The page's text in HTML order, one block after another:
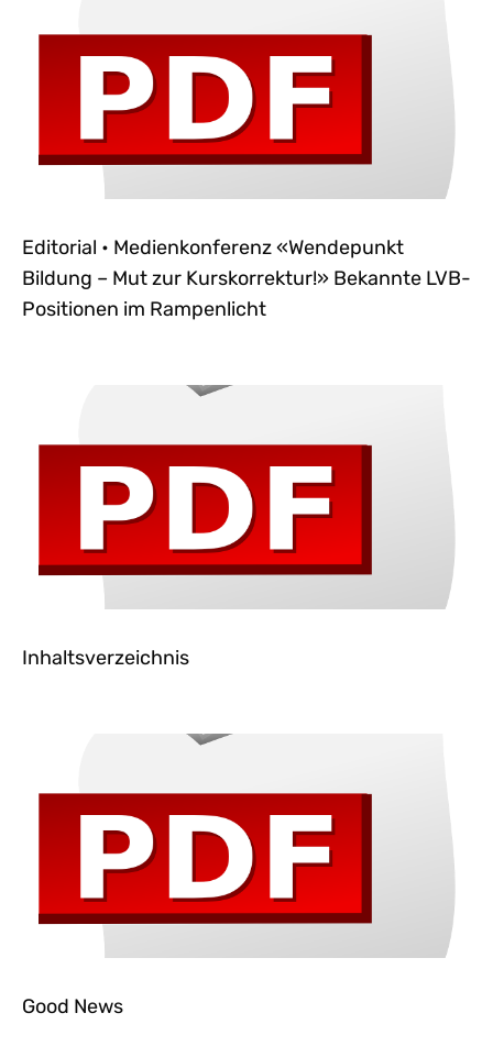
Editorial • Medienkonferenz «Wendepunkt
Bildung – Mut zur Kurskorrektur!» Bekannte LVB-
Positionen im Rampenlicht
Inhaltsverzeichnis
Good News